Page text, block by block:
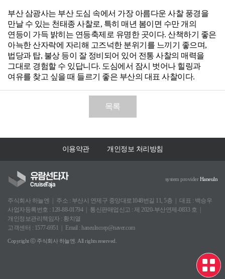
부산 삼광사는 부산 도심 속에서 가장 아름다운 사찰 풍경을
만날 수 있는 천태종 사찰로, 특히 매년 봄이면 수만 개의
연등이 가득 밝히는 연등축제로 유명한 곳이다. 산책하기 좋은
아늑한 산자락에 자리해 고즈넉한 분위기를 느끼기 좋으며,
법당과 탑, 불상 등이 잘 정비되어 있어 전통 사찰의 매력을
그대로 경험할 수 있답니다. 도심에서 잠시 벗어나 힐링과
여유를 찾고 싶을 때 들르기 좋은 부산의 대표 사찰이다.
목록
이용약관 개인정보 처리방침
유람선타자
CruiseTaja
주식회사 하늘엔 주소 : 부산시 연제구 중앙대로1048번길 11, 5층
대표 : 백승우
사업자등록번호 : 128-88-01794
통신판매업신고 : 제 2020-부산연제-0833 호
개인정보관리책임자 : 황치열
고객센터 : 1577-6951
Email : haneulncorp@naver.com
Copyright ⓒ 주식회사 하늘엔. All rights reserved.
system providerHaneuln